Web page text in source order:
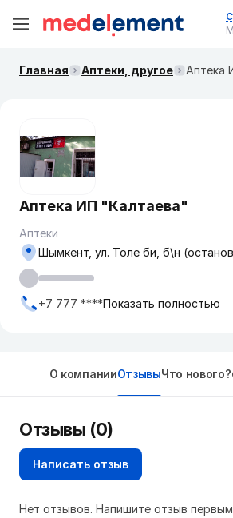
Главная Аптеки, другое Аптека
Аптека ИП "Калтаева"
Аптеки
Шымкент, ул. Толе би, б\н
+7 777 ****Показать полностью
О компанииОтзывыЧто нового?
Отзывы (0)
Написать отзыв
Нет отзывов. Напишите отзыв